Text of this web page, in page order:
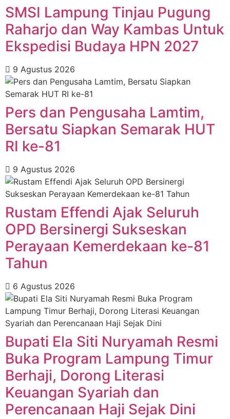
SMSI Lampung Tinjau Pugung
Raharjo dan Way Kambas Untuk
Ekspedisi Budaya HPN 2027
9 Agustus 2026
Pers dan Pengusaha Lamtim,
Bersatu Siapkan Semarak HUT
RI ke-81
9 Agustus 2026
Rustam Effendi Ajak Seluruh
OPD Bersinergi Sukseskan
Perayaan Kemerdekaan ke-81
Tahun
6 Agustus 2026
Bupati Ela Siti Nuryamah Resmi
Buka Program Lampung Timur
Berhaji, Dorong Literasi
Keuangan Syariah dan
Perencanaan Haji Sejak Dini